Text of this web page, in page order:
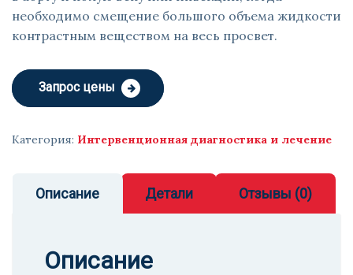
необходимо смещение большого объема жидкости
контрастным веществом на весь просвет.
Запрос цены
Категория: Интервенционная диагностика и лечение
Описание Детали Отзывы (0)
Описание